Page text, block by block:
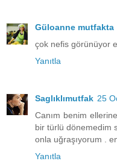
Güloanne mutfakta
çok nefis görünüyor
Yanıtla
Saglıklımutfak 25
Canım benim
bir türlü dönemedim
onla uğraşıyorum .
Yanıtla